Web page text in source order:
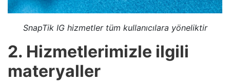
SnapTik IG hizmetler tüm kullanıcılara yöneliktir
2. Hizmetlerimizle ilgili
materyaller